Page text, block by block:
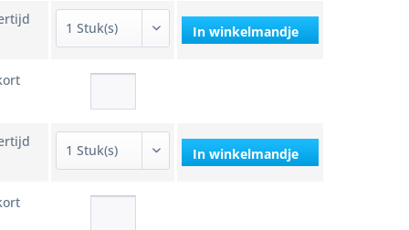
In winkelmandje
In winkelmandje